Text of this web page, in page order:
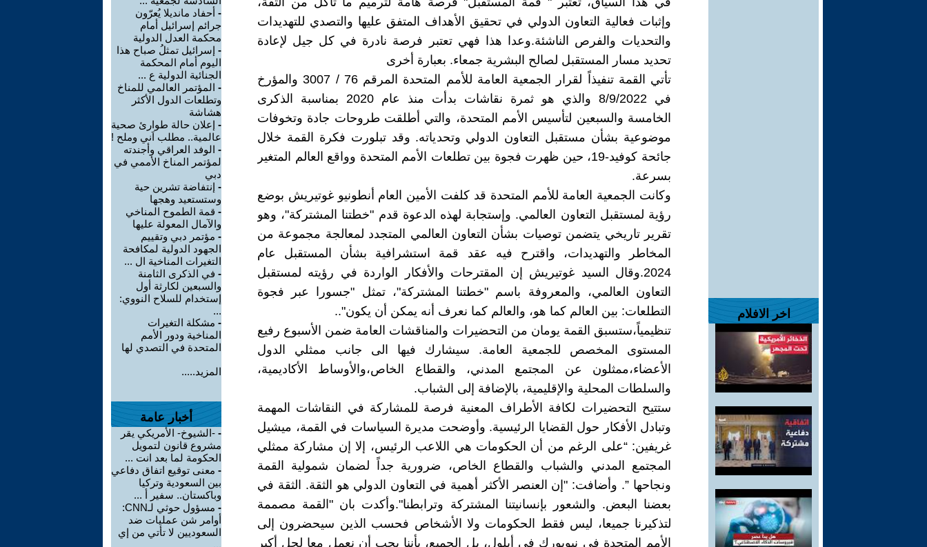
اخر الافلام
وإثبات فعالية التعاون الدولي في تحقيق الأهداف المتفق عليها والتصدي للتهديدات
والتحديات والفرص الناشئة.وعدا هذا فهي تعتبر فرصة نادرة في كل جيل لإعادة
تحديد مسار المستقبل لصالح البشرية جمعاء. بعبارة أخرى
تأتي القمة تنفيذاً لقرار الجمعية العامة للأمم المتحدة المرقم 76 / 3007 والمؤرخ
في 8/9/2022 والذي هو ثمرة نقاشات بدأت منذ عام 2020 بمناسبة الذكرى
الخامسة والسبعين لتأسيس الأمم المتحدة، والتي أطلقت طروحات جادة وتخوفات
موضوعية بشأن مستقبل التعاون الدولي وتحدياته. وقد تبلورت فكرة القمة خلال
جائحة كوفيد-19، حين ظهرت فجوة بين تطلعات الأمم المتحدة وواقع العالم المتغير
بسرعة.
وكانت الجمعية العامة للأمم المتحدة قد كلفت الأمين العام أنطونيو غوتيريش بوضع
رؤية لمستقبل التعاون العالمي. وإستجابة لهذه الدعوة قدم "خطتنا المشتركة"، وهو
تقرير تاريخي يتضمن توصيات بشأن التعاون العالمي المتجدد لمعالجة مجموعة من
المخاطر والتهديدات، واقترح فيه عقد قمة استشرافية بشأن المستقبل عام
2024.وقال السيد غوتيريش إن المقترحات والأفكار الواردة في رؤيته لمستقبل
التعاون العالمي، والمعروفة باسم "خطتنا المشتركة"، تمثل "جسورا عبر فجوة
التطلعات: بين العالم كما هو، والعالم كما نعرف أنه يمكن أن يكون"..
تنظيمياً،ستسبق القمة يومان من التحضيرات والمناقشات العامة ضمن الأسبوع رفيع
المستوى المخصص للجمعية العامة. سيشارك فيها الى جانب ممثلي الدول
الأعضاء،ممثلون عن المجتمع المدني، والقطاع الخاص،والأوساط الأكاديمية،
والسلطات المحلية والإقليمية، بالإضافة إلى الشباب.
ستتيح التحضيرات لكافة الأطراف المعنية فرصة للمشاركة في النقاشات المهمة
وتبادل الأفكار حول القضايا الرئيسية. وأوضحت مديرة السياسات في القمة، ميشيل
غريفين: “على الرغم من أن الحكومات هي اللاعب الرئيس، إلا إن مشاركة ممثلي
المجتمع المدني والشباب والقطاع الخاص، ضرورية جداً لضمان شمولية القمة
ونجاحها ”. وأضافت: "إن العنصر الأكثر أهمية في التعاون الدولي هو الثقة. الثقة في
بعضنا البعض. والشعور بإنسانيتنا المشتركة وترابطنا".وأكدت بان "القمة مصممة
لتذكيرنا جميعا، ليس فقط الحكومات ولا الأشخاص فحسب الذين سيحضرون إلى
الأمم المتحدة في نيويورك في أيلول، بل الجميع، بأننا يجب أن نعمل معا لحل أكبر
- أحفاد مانديلا يُعرّون
جرائم إسرائيل أمام
محكمة العدل الدولية
- إسرائيل تمثلُ صباح هذا
اليوم أمام المحكمة
الجنائية الدولية ع ...
- المؤتمر العالمي للمناخ
وتطلعات الدول الأكثر
هشاشة
- إعلان حالة طوارئ صحية
عالمية.. مطلب اَني وملح !
- الوفد العراقي وأجندته
لمؤتمر المناخ الأممي في
دبي
- إنتفاضة تشرين حية
وستستعيد وهجها
- قمة الطموح المناخي
والآمال المعولة عليها
- مؤتمر دبي وتقييم
الجهود الدولية لمكافحة
التغيرات المناخية ال ...
- في الذكرى الثامنة
والسبعين لكارثة أول
إستخدام للسلاح النووي:
...
- مشكلة التغيرات
المناخية ودور الأمم
المتحدة في التصدي لها
المزيد.....
أخبار عامة
- -الشيوخ- الأمريكي يقر
مشروع قانون لتمويل
الحكومة لما بعد انت ...
- معنى توقيع اتفاق دفاعي
بين السعودية وتركيا
وباكستان.. سفير أ ...
-
مسؤول حوثي لـCNN:
أوامر شن عمليات ضد
السعوديين لا تأتي من إي
...